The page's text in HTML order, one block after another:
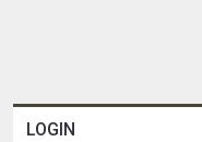
LOGIN